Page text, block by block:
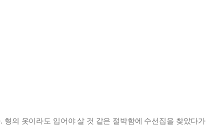
의 옷이라도 입어야 살 것 같은 절박함에 수선집을 찾았다가